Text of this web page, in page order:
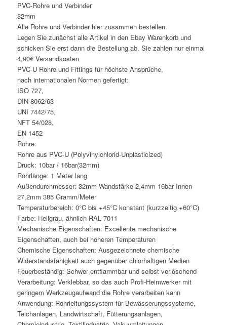
PVC-Rohre und Verbinder
32mm
Alle Rohre und Verbinder hier zusammen bestellen.
Legen Sie zunächst alle Artikel in den Ebay Warenkorb und
schicken Sie erst dann die Bestellung ab. Sie zahlen nur einmal
4,90€ Versandkosten
PVC-U Rohre und Fittings für höchste Ansprüche,
nach internationalen Normen gefertigt:
ISO 727,
DIN 8062/63
UNI 7442/75,
NFT 54/028,
EN 1452
Rohre:
Rohre aus PVC-U (Polyvinylchlorid-Unplasticized)
Druck: 10bar / 16bar(32mm)
Rohrlänge: 1 Meter lang
Außendurchmesser: 32mm Wandstärke 2,4mm 16bar Innen
27,2mm 385 Gramm/Meter
Temperaturbereich: 0°C bis +45°C konstant (kurzzeitig +60°C)
Farbe: Hellgrau, ähnlich RAL 7011
Mechanische Eigenschaften: Excellente mechanische
Eigenschaften, auch bei höheren Temperaturen
Chemische Eigenschaften: Ausgezeichnete chemische
Widerstandsfähigkeit auch gegenüber chlorhaltigen Medien
Feuerbeständig: Schwer entflammbar und selbst verlöschend
Verarbeitung: Verklebbar, so das auch Profi-Heimwerker mit
geringem Werkzeugaufwand die Rohre verarbeiten kann
Anwendung: Rohrleitungssystem für Bewässerungssysteme,
Teichanlagen, Landwirtschaft, Fütterungsanlagen,